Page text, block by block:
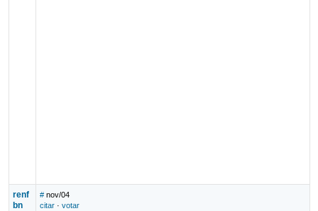
renf
bn
# nov/04
citar· votar